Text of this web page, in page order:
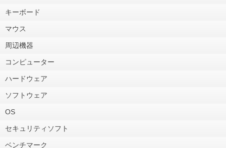
キーボード
マウス
周辺機器
コンピューター
ハードウェア
ソフトウェア
OS
セキュリティソフト
ベンチマーク